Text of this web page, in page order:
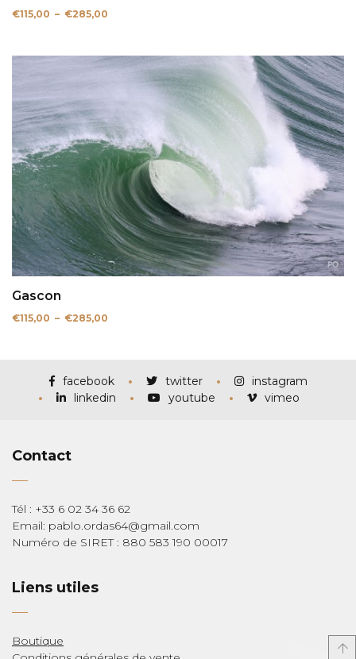
€115,00 – €285,00
à
€285,00
Gascon
€115,00 – €285,00
€285,00
facebook twitter
instagram
linkedin
youtube vimeo
Contact
Tél : +33 6 02 34 36 62
Email: pablo.ordas64@gmail.com
Numéro de SIRET : 880 583 190 00017
Liens utiles
Boutique